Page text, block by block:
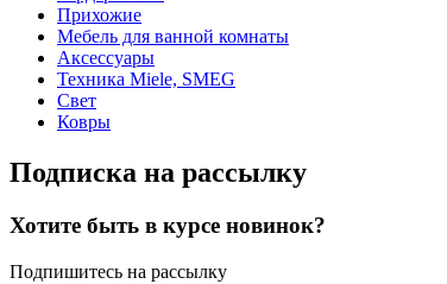
Прихожие
Мебель для ванной комнаты
Аксессуары
Техника Miele, SMEG
Свет
Ковры
Подписка на рассылку
Хотите быть в курсе новинок?
Подпишитесь на рассылку